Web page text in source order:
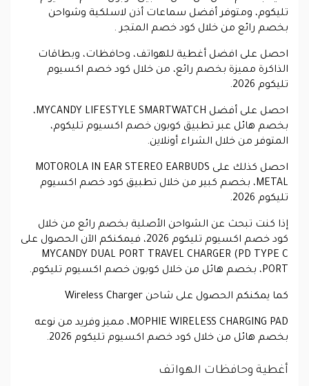
تليكوم، ومتوفر أفضل سماعات أذن لاسلكية وشواحن
بخصم رائع من خلال كود خصم المتجر .
احصل على افضل أغطية للهواتف، وحافظات، وبطاقات
الذاكرة مميزة بخصم رائع، من خلال كود خصم اكسيوم
تليكوم 2026.
احصل على أفضل MYCANDY LIFESTYLE SMARTWATCH،
بخصم هائل عبر تطبيق كوبون خصم اكسيوم تليكوم،
المتوفر من خلال الشراء أونلاين.
احصل كذلك على MOTOROLA IN EAR STEREO EARBUDS
METAL، بخصم كبير من خلال تطبيق كود خصم اكسيوم
تليكوم 2026.
إذا كنت تبحث عن الشواحن الأصلية بخصم رائع من خلال
كود خصم اكسيوم تليكوم 2026، فيمكنكم الآن الحصول على
MYCANDY DUAL PORT TRAVEL CHARGER (PD TYPE C
PORT، بخصم هائل من خلال كوبون خصم اكسيوم تليكوم.
كما يمكنكم الحصول على شاحن Wireless Charger
MOPHIE WIRELESS CHARGING PAD، مميز وفريد من نوعه
بخصم هائل من خلال كود خصم اكسيوم تليكوم 2026.
أغطية وحافظات الهواتف